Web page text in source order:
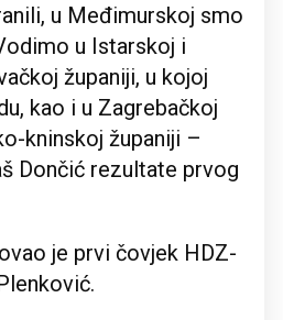
u Međimurskoj smo
u Istarskoj i
županiji, u kojoj
kao i u Zagrebačkoj
kninskoj županiji –
Dončić rezultate prvog
je prvi čovjek HDZ-